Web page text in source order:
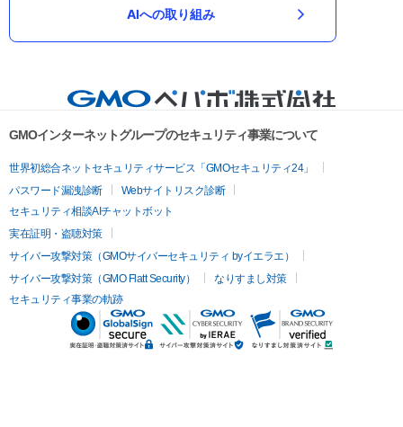
AIへの取り組み
GMOインターネットグループのセキュリティ事業について
世界初総合ネットセキュリティサービス「GMOセキュリティ24」
パスワード漏洩診断
Webサイトリスク診断
セキュリティ相談AIチャットボット
実在証明・盗聴対策
サイバー攻撃対策（GMOサイバーセキュリティ byイエラエ）
サイバー攻撃対策（GMO Flatt Security）
なりすまし対策
セキュリティ事業の軌跡